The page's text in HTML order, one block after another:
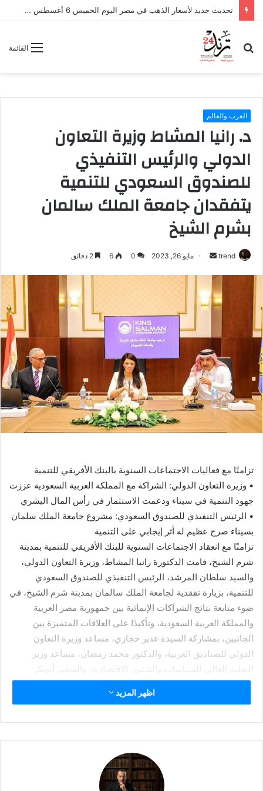
تحديث جديد لأسعار الذهب في مصر اليوم الخميس 6 أغسطس 2026
القائمة
بحث
عن
العرب والعالم
د. رانيا المشاط وزيرة التعاون
الدولي والرئيس التنفيذي
للصندوق السعودي للتنمية
يتفقدان جامعة الملك سالمان
بشرم الشيخ
trend
ل
ي
د
ا
إ
ل
ن
مايو 26, 2023 0
6
تزامنًا مع فعاليات الاجتماعات السنوية بالبنك الأفريقي للتنمية
• وزيرة التعاون الدولي: الشراكة مع المملكة العربية السعودية عززت
جهود التنمية في سيناء ودعمت الاستثمار في رأس المال البشري
• الرئيس التنفيذي للصندوق السعودي: مشروع جامعة الملك سلمان
بسيناء صرح عظيم له أثر إيجابي على التنمية
تزامنًا مع انعقاد الاجتماعات السنوية للبنك الأفريقي للتنمية بمدينة
شرم الشيخ، قامت الدكتورة رانيا المشاط، وزيرة التعاون الدولي،
والسيد سلطان المرشد، الرئيس التنفيذي للصندوق السعودي
للتنمية، بزيارة تفقدية لجامعة الملك سالمان بمدينة شرم الشيخ، في
ضوء متابعة نتائج الشراكات الإنمائية بين جمهورية مصر العربية
والمملكة العربية السعودية، وتأكيدًا على العلاقات المتميزة بين
الجانبين، بمشاركة السيدة غدير حجازي، مساعد وزيرة التعاون
الدولي للصناديق العربية، والدكتور محمد رمضان، مساعد وزير
التعليم العالي للسياسات والشئون الاقتصادية، والسفير أبوبكر
محمود، مستشار وزيرة التعاون الدولي للشئون الآسيوية.
وفي كلمتها رحبت الدكتورة رانيا المشاط، وزيرة التعاون الدولي،
العربية والمملكة العربية السعودية والتي كان لها عظيم الأثر في دفع
جهود التنمية في محافظتي شمال وجنوب سيناء، البقعة الغالية من
اظهر المزيد